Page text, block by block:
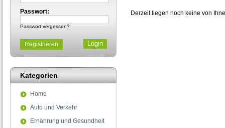
Passwort:
Passwort vergessen?
Registrieren
Kategorien
Home
Auto und Verkehr
Ernährung und Gesundheit
Derzeit liegen noch keine von